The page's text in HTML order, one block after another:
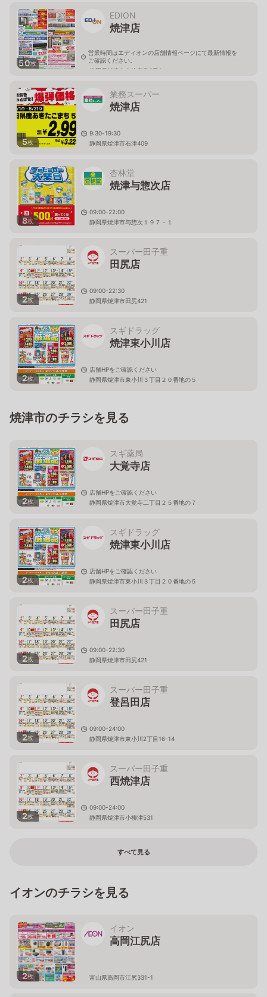
50枚
EDION
焼津店
営業時間はエディオンの店舗情報ページにて最新情報を
ご確認ください。
静岡県焼津市東祢宜島5番2
5枚
業務スーパー
焼津店
9:30-19:30
静岡県焼津市石津409
8枚
杏林堂
焼津与惣次店
09:00-22:00
静岡県焼津市与惣次１９７－１
2枚
スーパー田子重
田尻店
09:00-22:30
静岡県焼津市田尻421
2枚
スギドラッグ
焼津東小川店
店舗HPをご確認ください
静岡県焼津市東小川３丁目２０番地の５
焼津市のチラシを見る
2枚
スギ薬局
大覚寺店
店舗HPをご確認ください
静岡県焼津市大覚寺二丁目２５番地の７
2枚
スギドラッグ
焼津東小川店
店舗HPをご確認ください
静岡県焼津市東小川３丁目２０番地の５
2枚
スーパー田子重
田尻店
09:00-22:30
静岡県焼津市田尻421
2枚
スーパー田子重
登呂田店
09:00-24:00
静岡県焼津市東小川2丁目16-14
2枚
スーパー田子重
西焼津店
09:00-24:00
静岡県焼津市小柳津531
すべて見る
イオンのチラシを見る
2枚
イオン
高岡江尻店
富山県高岡市江尻331-1